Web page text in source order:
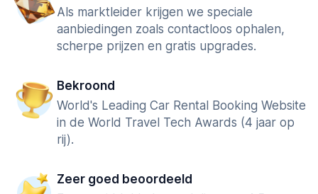
Als marktleider krijgen we speciale
aanbiedingen zoals contactloos ophalen,
scherpe prijzen en gratis upgrades.
Bekroond
World's Leading Car Rental Booking Website
in de World Travel Tech Awards (4 jaar op
rij).
Zeer goed beoordeeld